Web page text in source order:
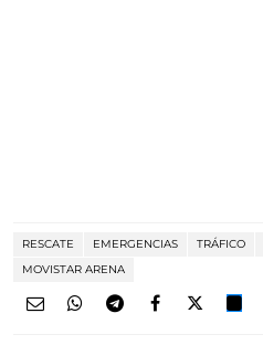
RESCATE EMERGENCIAS TRÁFICO
MOVISTAR ARENA